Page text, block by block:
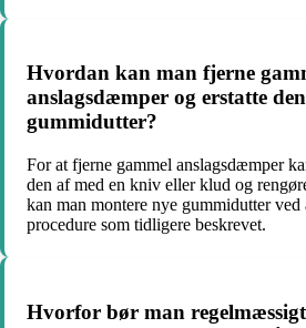
Hvordan kan man fjerne
anslagsdæmper og erstatte
gummidutter?
For at fjerne gammel anslagsdæmper
den af med en kniv eller klud og
kan man montere nye gummidutter ved
procedure som tidligere beskrevet.
Hvorfor bør man